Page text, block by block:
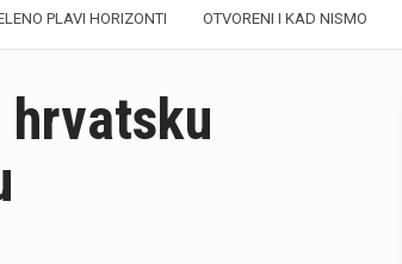
PLAVI HORIZONTI OTVORENI I KAD NISMO